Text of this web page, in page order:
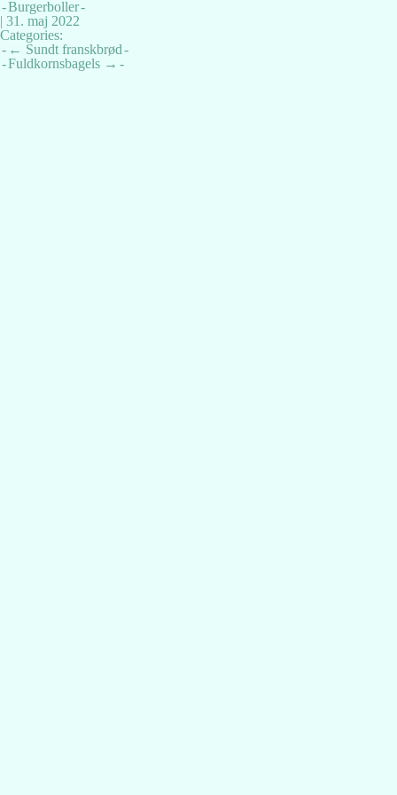
Burgerboller
| 31. maj 2022
Categories:
Indlægsnavigation
← Sundt franskbrød
Fuldkornsbagels →